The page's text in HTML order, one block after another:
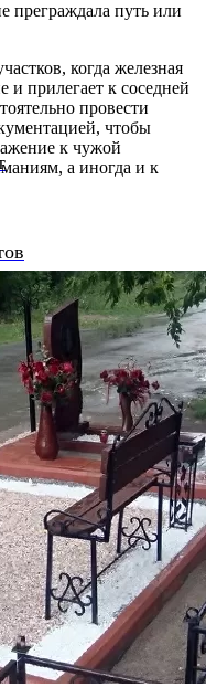
тела
преграждала путь или
когда железная
и прилегает к соседней
провести
чтобы
к чужой
а иногда и к